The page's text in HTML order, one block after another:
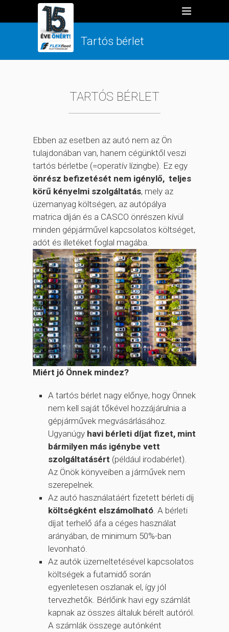
Tartós bérlet
TARTÓS BÉRLET
Ebben az esetben az autó nem az Ön
tulajdonában van, hanem cégünktől veszi
tartós bérletbe (=operatív lízingbe). Ez egy
önrész befizetését nem igénylő, teljes
körű kényelmi szolgáltatás, mely az
üzemanyag költségen, az autópálya
matrica díján és a CASCO önrészen kívül
minden gépjárművel kapcsolatos költséget,
adót és illetéket foglal magába.
Miért jó Önnek mindez?
A tartós bérlet nagy előnye, hogy Önnek
nem kell saját tőkével hozzájárulnia a
gépjárművek megvásárlásához.
Ugyanúgy havi bérleti díjat fizet, mint
bármilyen más igénybe vett
szolgáltatásért (például irodabérlet).
Az Önök könyveiben a járművek nem
szerepelnek.
Az autó használatáért fizetett bérleti díj
költségként elszámolható . A bérleti
díjat terhelő áfa a céges használat
arányában, de minimum 50%-ban
levonható.
Az autók üzemeltetésével kapcsolatos
költségek a futamidő során
egyenletesen oszlanak el, így jól
tervezhetők. Bérlőink havi egy számlát
kapnak az összes általuk bérelt autóról.
A számlák összege autónként